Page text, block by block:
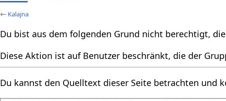
← Kalajna
Du bist aus dem folgenden Grund nicht berechtigt,
Diese Aktion ist auf Benutzer beschränkt, die der
Du kannst den Quelltext dieser Seite betrachten und